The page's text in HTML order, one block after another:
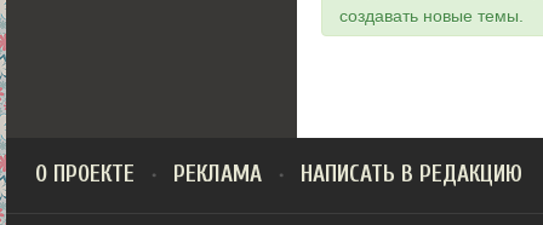
создавать новые темы.
О ПРОЕКТЕ РЕКЛАМА НАПИСАТЬ В РЕДАКЦИЮ